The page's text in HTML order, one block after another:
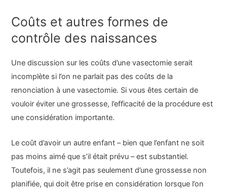
Coûts et autres formes de
contrôle des naissances
Une discussion sur les coûts d’une vasectomie serait
incomplète si l’on ne parlait pas des coûts de la
renonciation à une vasectomie. Si vous êtes certain de
vouloir éviter une grossesse, l’efficacité de la procédure est
une considération importante.
Le coût d’avoir un autre enfant – bien que l’enfant ne soit
pas moins aimé que s’il était prévu – est substantiel.
Toutefois, il ne s’agit pas seulement d’une grossesse non
planifiée, qui doit être prise en considération lorsque l’on